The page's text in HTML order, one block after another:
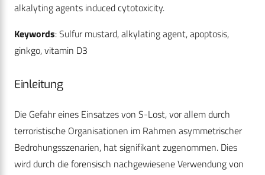
alkalyting agents induced cytotoxicity.
Keywords: Sulfur mustard, alkylating agent, apoptosis,
ginkgo, vitamin D3
Einleitung
Die Gefahr eines Einsatzes von S-Lost, vor allem durch
terroristische Organisationen im Rahmen asymmetrischer
Bedrohungsszenarien, hat signifikant zugenommen. Dies
wird durch die forensisch nachgewiesene Verwendung von